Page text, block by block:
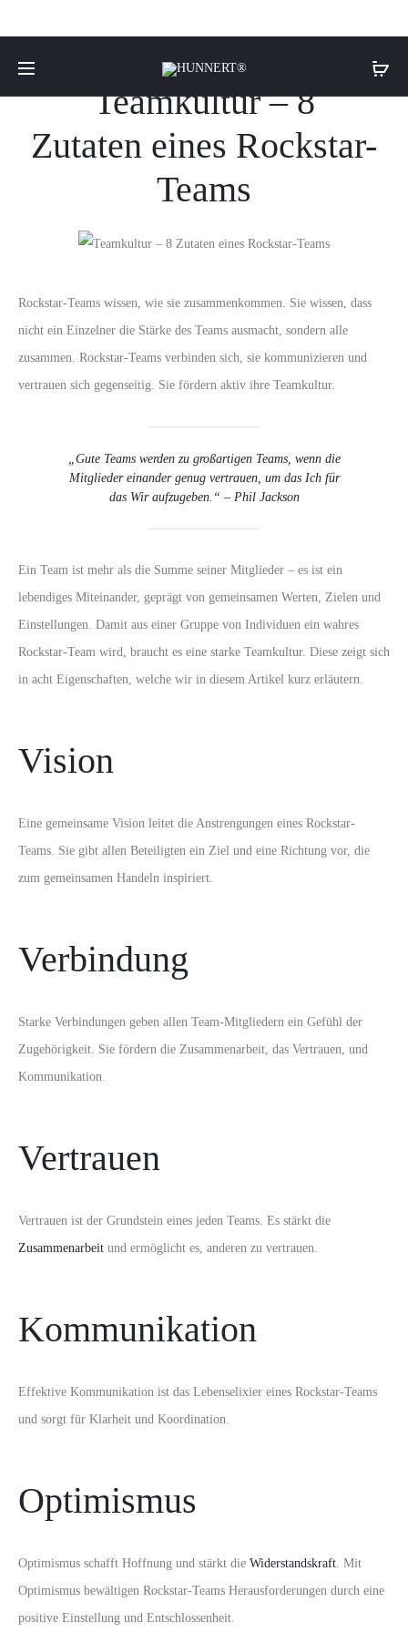
Teamkultur – 8
Zutaten eines Rockstar-
Teams
Rockstar-Teams wissen, wie sie zusammenkommen. Sie wissen, dass
nicht ein Einzelner die Stärke des Teams ausmacht, sondern alle
zusammen. Rockstar-Teams verbinden sich, sie kommunizieren und
vertrauen sich gegenseitig. Sie fördern aktiv ihre Teamkultur.
„Gute Teams werden zu großartigen Teams, wenn die
Mitglieder einander genug vertrauen, um das Ich für
das Wir aufzugeben.“ – Phil Jackson
Ein Team ist mehr als die Summe seiner Mitglieder – es ist ein
lebendiges Miteinander, geprägt von gemeinsamen Werten, Zielen und
Einstellungen. Damit aus einer Gruppe von Individuen ein wahres
Rockstar-Team wird, braucht es eine starke Teamkultur. Diese zeigt sich
in acht Eigenschaften, welche wir in diesem Artikel kurz erläutern.
Vision
Eine gemeinsame Vision leitet die Anstrengungen eines Rockstar-
Teams. Sie gibt allen Beteiligten ein Ziel und eine Richtung vor, die
zum gemeinsamen Handeln inspiriert.
Verbindung
Starke Verbindungen geben allen Team-Mitgliedern ein Gefühl der
Zugehörigkeit. Sie fördern die Zusammenarbeit, das Vertrauen, und
Kommunikation.
Vertrauen
Vertrauen ist der Grundstein eines jeden Teams. Es stärkt die
Zusammenarbeit und ermöglicht es, anderen zu vertrauen.
Kommunikation
Effektive Kommunikation ist das Lebenselixier eines Rockstar-Teams
und sorgt für Klarheit und Koordination.
Optimismus
Optimismus schafft Hoffnung und stärkt die Widerstandskraft . Mit
Optimismus bewältigen Rockstar-Teams Herausforderungen durch eine
positive Einstellung und Entschlossenheit.